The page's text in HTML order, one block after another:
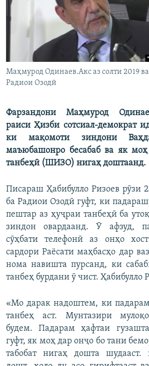
ГУЗОРИШҲОИ РАДИОӢ
Русский
ПАЙГИРӢ КУНЕД
Ҳамаи сомонаҳои RFE/RL
Маҳмурод Одинаев.Акс аз солти 2019
Радиои Озодӣ
Фарзандони Маҳмурод
раиси Ҳизби сотсиал-демократ
ки мақомоти зиндони
маъюбашонро бесабаб ва як
танбеҳӣ (ШИЗО) нигаҳ доштаанд.
Писараш Ҳабибулло Ризоев рӯзи
ба Радиои Озодӣ гуфт, ки
пештар аз ҳуҷраи танбеҳӣ ба
зиндон овардаанд. Ӯ афзуд,
сӯҳбати телефонӣ аз онҳо
сардори Раёсати маҳбасҳо дар
нома навишта пурсанд, ки
танбеҳ бурдани ӯ чист. Ҳабибулло
«Мо дарак надоштем, ки
танбеҳ аст. Мунтазири
будем. Падарам ҳафтаи
гуфт, як моҳ дар онҷо бо тани
табобат нигаҳ дошта шудааст.